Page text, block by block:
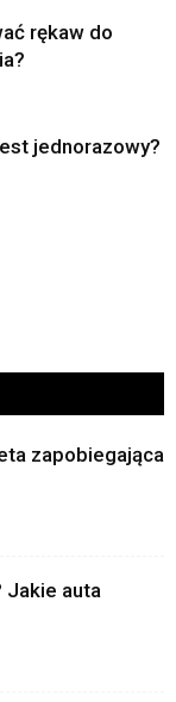
rękaw do
jednorazowy?
zapobiegająca
Jakie auta